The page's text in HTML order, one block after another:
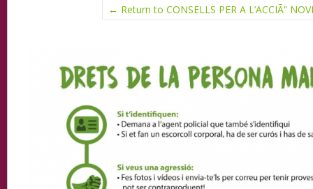
← Return to CONSELLS PER A L’ACCIÃ“